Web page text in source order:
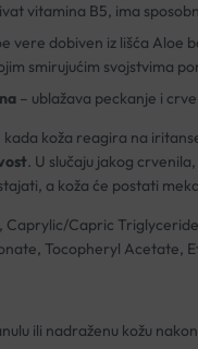
vitamina B5, ima
vere dobiven iz lišća Aloe
smirujućim svojstvima
– ublažava peckanje i
kada koža reagira na
. U slučaju jakog
a koža će postati
Caprylic/Capric
Tocopheryl Acetate,
ili nadraženu kožu